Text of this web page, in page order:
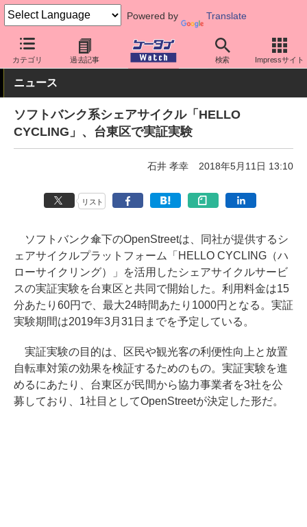
Powered by Translate
カテゴリ 過去記事 検索 Impressサイト
ケータイ Watch 最新技術/その他 自転車
ニュース
ソフトバンク系シェアサイクル「HELLO
CYCLING」、台東区で実証実験
石井 孝幸 2018年5月11日 13:10
リスト
ソフトバンク傘下のOpenStreetは、同社が提供するシ
ェアサイクルプラットフォーム「HELLO CYCLING（ハ
ローサイクリング）」を活用したシェアサイクルサービ
スの実証実験を台東区と共同で開始した。利用料金は15
分あたり60円で、最大24時間あたり1000円となる。実証
実験期間は2019年3月31日までを予定している。
実証実験の目的は、区民や観光客の利便性向上と放置
自転車対策の効果を検証するためのもの。実証実験を進
めるにあたり、台東区が民間から協力事業者を3社を公
募しており、1社目としてOpenStreetが決定した形だ。